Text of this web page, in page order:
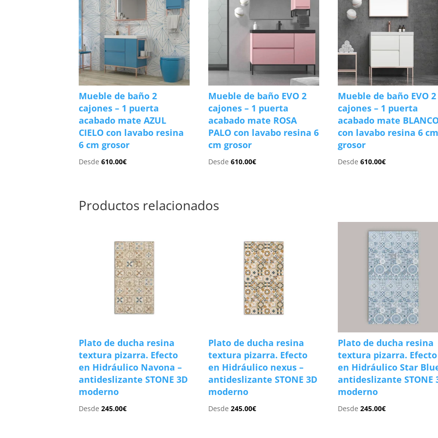
Mueble de baño 2
cajones – 1 puerta
acabado mate AZUL
CIELO con lavabo resina
6 cm grosor
Desde610.00€
Mueble de baño EVO 2
cajones – 1 puerta
acabado mate ROSA
PALO con lavabo resina 6
cm grosor
Desde610.00€
Mueble de baño EVO 2
cajones – 1 puerta
acabado mate
con lavabo resina 6
grosor
Desde610.00€
Productos relacionados
Plato de ducha resina
textura pizarra. Efecto
en Hidráulico Navona –
antideslizante STONE 3D
moderno
Desde245.00€
Plato de ducha resina
textura pizarra. Efecto
en Hidráulico nexus –
antideslizante STONE 3D
moderno
Desde245.00€
Plato de ducha resina
textura pizarra. Efecto
en Hidráulico Star
antideslizante STONE
moderno
Desde245.00€